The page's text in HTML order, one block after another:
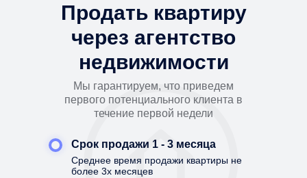
Продать квартиру
через агентство
недвижимости
Срок продажи 1 - 3 месяца
Мы гарантируем, что приведем
первого потенциального клиента в
течение первой недели
Среднее время продажи квартиры не
более 3х месяцев